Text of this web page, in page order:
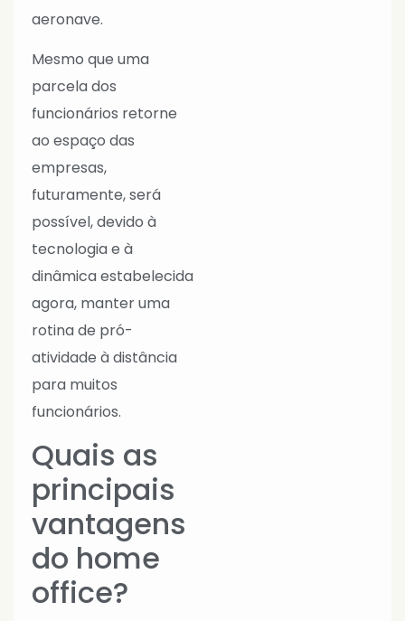
aeronave.
Mesmo que uma
parcela dos
funcionários retorne
ao espaço das
empresas,
futuramente, será
possível, devido à
tecnologia e à
dinâmica estabelecida
agora, manter uma
rotina de pró-
atividade à distância
para muitos
funcionários.
Quais as
principais
vantagens
do home
office?